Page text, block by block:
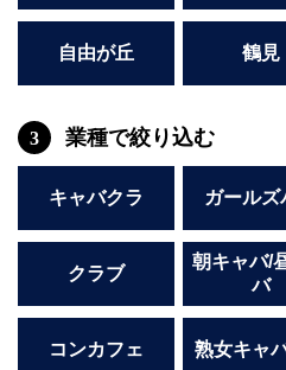
自由が丘 鶴見
3 業種で絞り込む
キャバクラ ガールズ
クラブ
朝キャバ/
バ
コンカフェ 熟女キャ